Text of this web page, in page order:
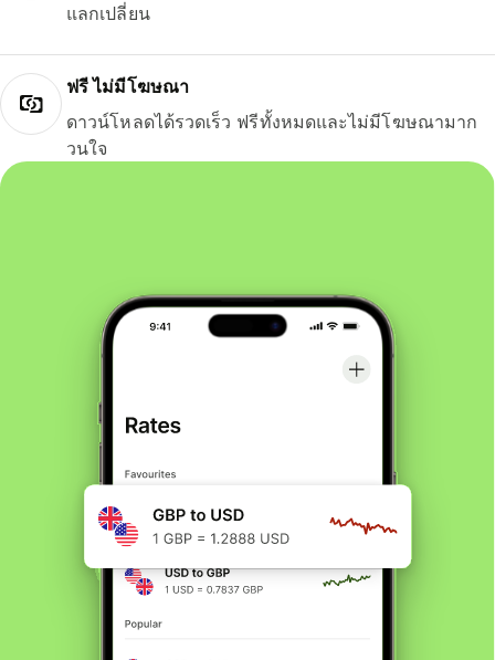
แลกเปลี่ยน
ฟรี ไม่มีโฆษณา
ดาวน์โหลดได้รวดเร็ว ฟรีทั้งหมดและไม่มีโฆษณามาก
วนใจ